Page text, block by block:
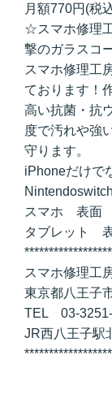
月額770円(税
☆スマホ修理
撃のガラスコ
スマホ修理工
ております！
高い抗菌・抗
度で汚れや強
守ります。
iPhoneだけで
スマホ 表面
タブレット
スマホ修理工
東京都八王子
TEL 03-
JR西八王子駅